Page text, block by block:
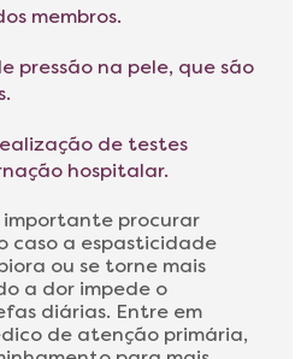
membros.
pressão na pele, que são
de testes
hospitalar.
procurar
caso a espasticidade
ou se torne mais
a dor impede o
diárias. Entre em
de atenção primária,